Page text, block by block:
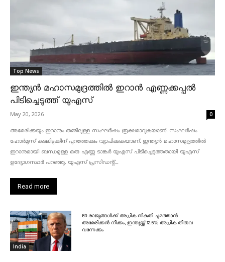
Top News
ഇന്ത്യൻ മഹാസമുദ്രത്തിൽ ഇറാൻ എണ്ണക്കപ്പൽ
പിടിച്ചെടുത്ത് യുഎസ്
May 20, 2026 0
അമേരിക്കയും ഇറാനും തമ്മിലുള്ള സംഘർഷം രൂക്ഷമാവുകയാണ്. സംഘർഷം
ഹോർമുസ് കടലിടുക്കിന് പുറത്തേക്കും വ്യാപിക്കുകയാണ്. ഇന്ത്യൻ മഹാസമുദ്രത്തിൽ
ഇറാനുമായി ബന്ധമുള്ള ഒരു എണ്ണ ടാങ്കർ യുഎസ് പിടിച്ചെടുത്തതായി യുഎസ്
ഉദ്യോഗസ്ഥർ പറഞ്ഞു. യുഎസ് പ്രസിഡന്റ്...
Read more
India
60 രാജ്യങ്ങൾക്ക് അധിക നികുതി ചുമത്താൻ
അമേരിക്കൻ നീക്കം, ഇന്ത്യയ്ക്ക് 12.5% അധിക തീരുവ
വന്നേക്കും